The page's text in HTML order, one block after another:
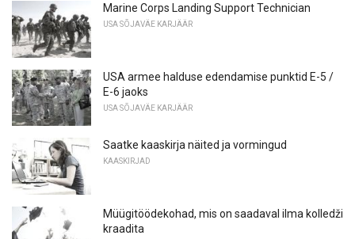
Marine Corps Landing Support Technician
USA SÕJAVÄE KARJÄÄR
USA armee halduse edendamise punktid E-5 /
E-6 jaoks
USA SÕJAVÄE KARJÄÄR
Saatke kaaskirja näited ja vormingud
KAASKIRJAD
Müügitöödekohad, mis on saadaval ilma kolledži
kraadita